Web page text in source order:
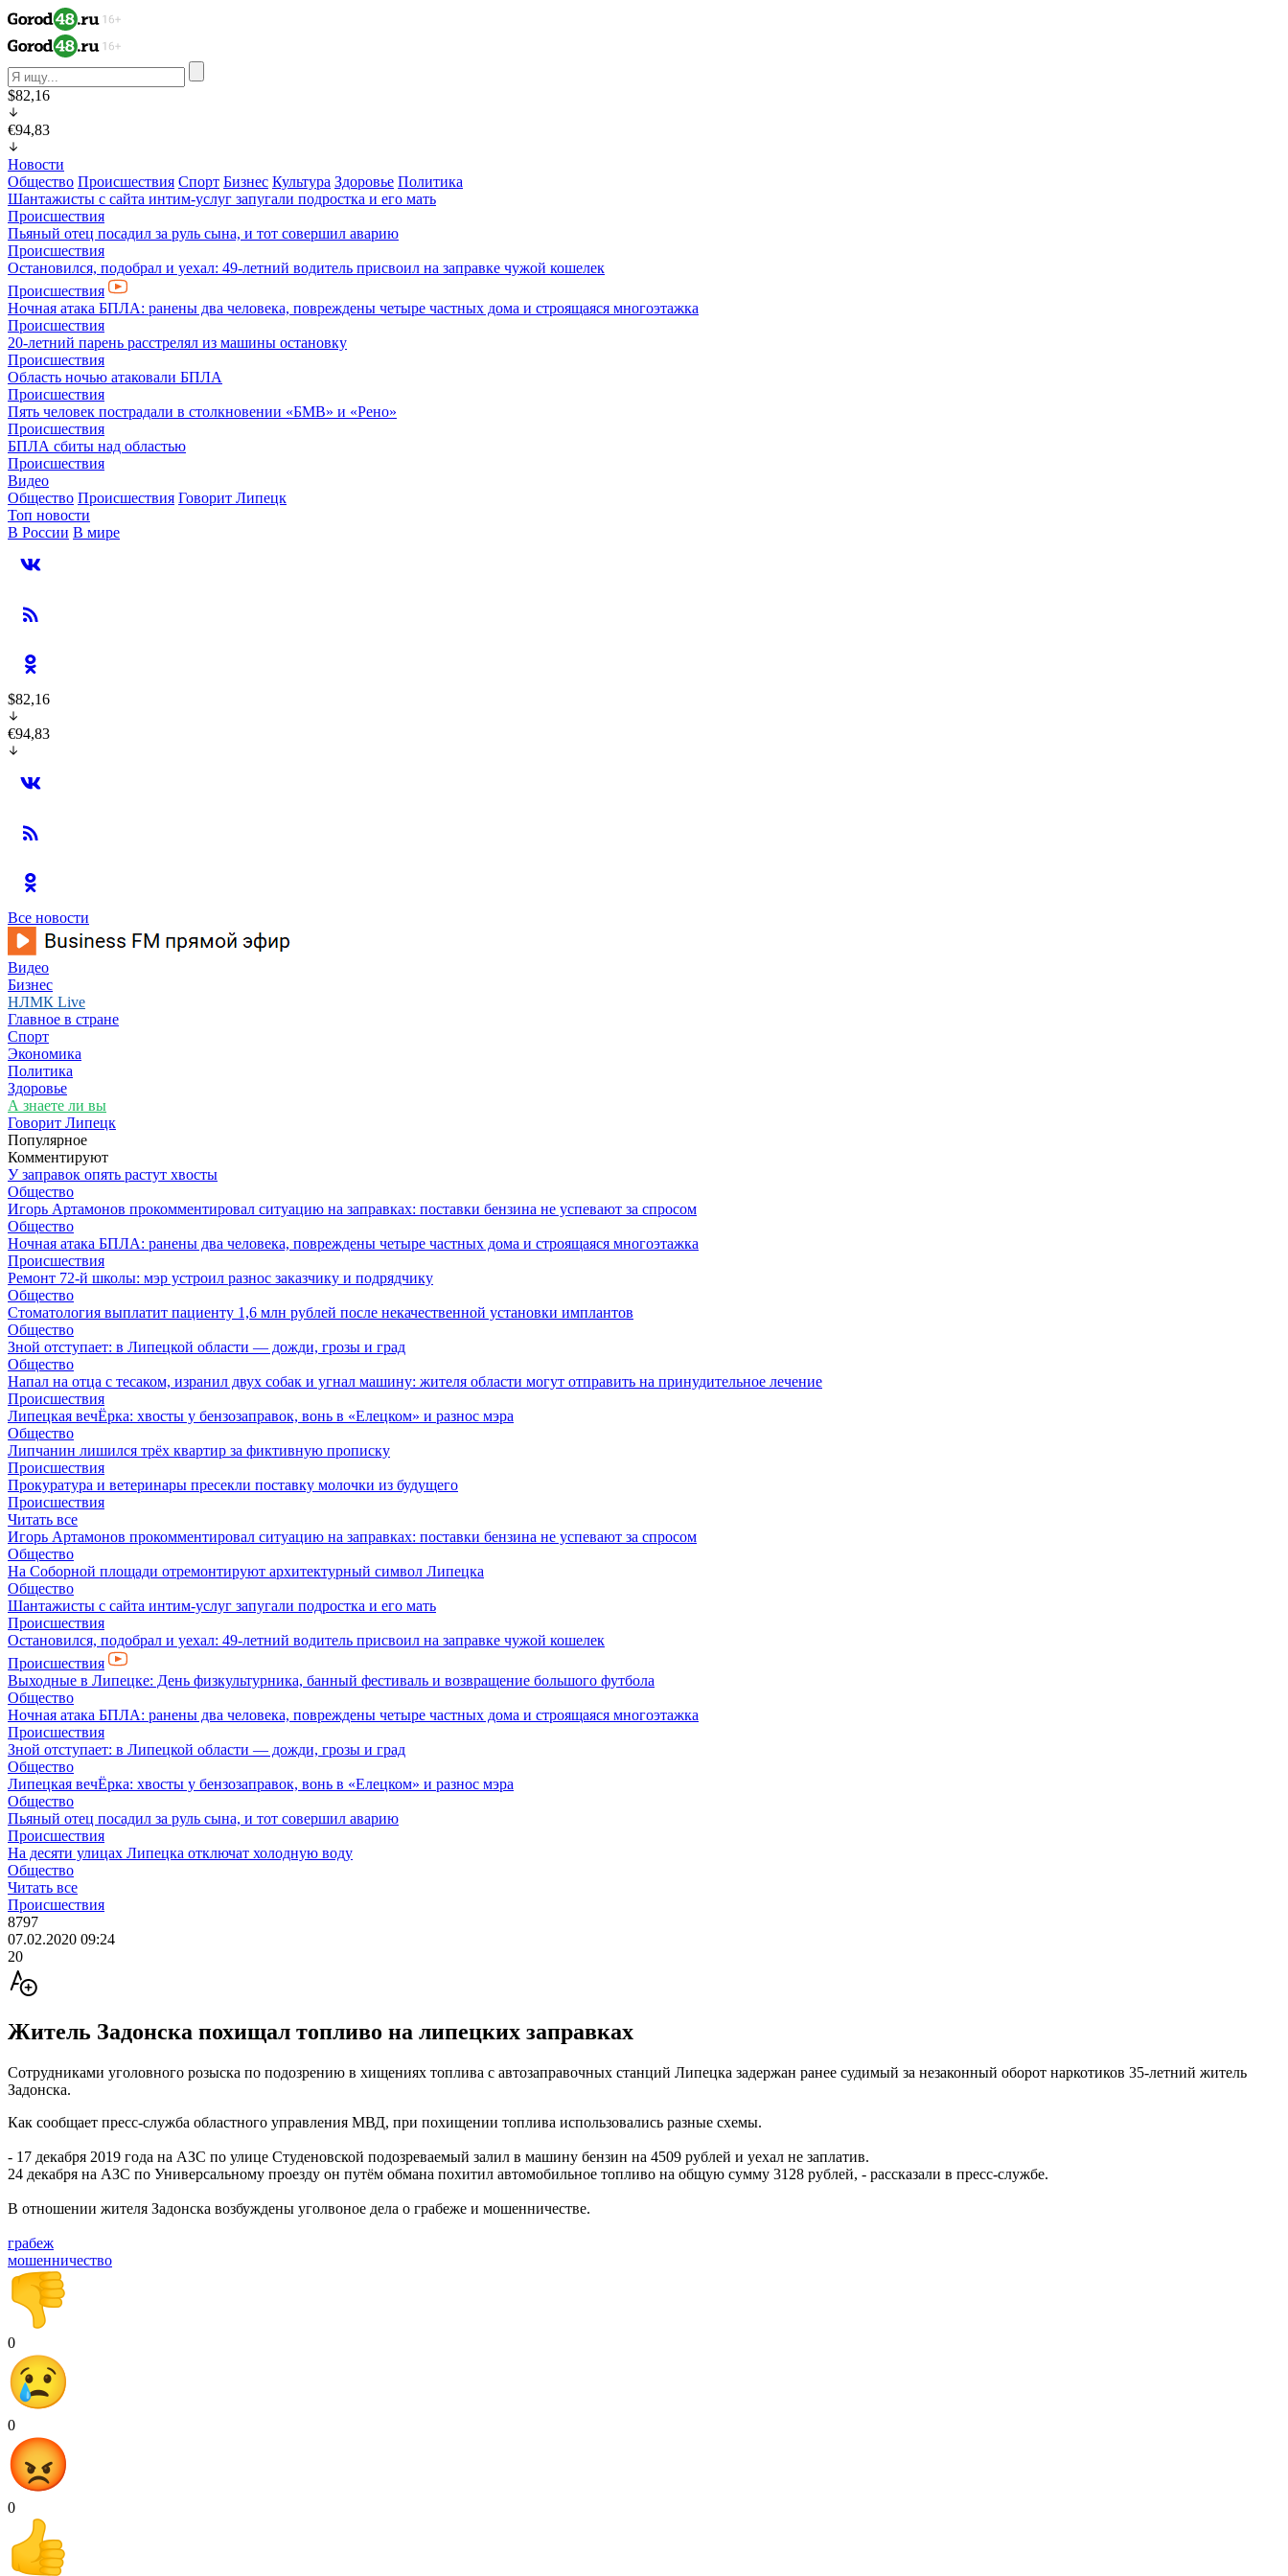
$82,16
€94,83
Новости
Общество Происшествия Спорт Бизнес Культура Здоровье Политика
Шантажисты с сайта интим-услуг запугали подростка и его мать
Происшествия
Пьяный отец посадил за руль сына, и тот совершил аварию
Происшествия
Остановился, подобрал и уехал: 49-летний водитель присвоил на заправке чужой кошелек
Происшествия
Ночная атака БПЛА: ранены два человека, повреждены четыре частных дома и строящаяся многоэтажка
Происшествия
20-летний парень расстрелял из машины остановку
Происшествия
Область ночью атаковали БПЛА
Происшествия
Пять человек пострадали в столкновении «БМВ» и «Рено»
Происшествия
БПЛА сбиты над областью
Происшествия
Видео
Общество Происшествия Говорит Липецк
Топ новости
В России В мире
$82,16
€94,83
Все новости
Видео
Бизнес
НЛМК Live
Главное в стране
Спорт
Экономика
Политика
Здоровье
А знаете ли вы
Говорит Липецк
Популярное
Комментируют
У заправок опять растут хвосты
Общество
Игорь Артамонов прокомментировал ситуацию на заправках: поставки бензина не успевают за спросом
Общество
Ночная атака БПЛА: ранены два человека, повреждены четыре частных дома и строящаяся многоэтажка
Происшествия
Ремонт 72‑й школы: мэр устроил разнос заказчику и подрядчику
Общество
Стоматология выплатит пациенту 1,6 млн рублей после некачественной установки имплантов
Общество
Зной отступает: в Липецкой области — дожди, грозы и град
Общество
Напал на отца с тесаком, изранил двух собак и угнал машину: жителя области могут отправить на принудительное лечение
Происшествия
Липецкая вечЁрка: хвосты у бензозаправок, вонь в «Елецком» и разнос мэра
Общество
Липчанин лишился трёх квартир за фиктивную прописку
Происшествия
Прокуратура и ветеринары пресекли поставку молочки из будущего
Происшествия
Читать все
Игорь Артамонов прокомментировал ситуацию на заправках: поставки бензина не успевают за спросом
Общество
На Соборной площади отремонтируют архитектурный символ Липецка
Общество
Шантажисты с сайта интим-услуг запугали подростка и его мать
Происшествия
Остановился, подобрал и уехал: 49-летний водитель присвоил на заправке чужой кошелек
Происшествия
Выходные в Липецке: День физкультурника, банный фестиваль и возвращение большого футбола
Общество
Ночная атака БПЛА: ранены два человека, повреждены четыре частных дома и строящаяся многоэтажка
Происшествия
Зной отступает: в Липецкой области — дожди, грозы и град
Общество
Липецкая вечЁрка: хвосты у бензозаправок, вонь в «Елецком» и разнос мэра
Общество
Пьяный отец посадил за руль сына, и тот совершил аварию
Происшествия
На десяти улицах Липецка отключат холодную воду
Общество
Читать все
Происшествия
8797
07.02.2020 09:24
20
Житель Задонска похищал топливо на липецких заправках
Сотрудниками уголовного розыска по подозрению в хищениях топлива с автозаправочных станций Липецка задержан ранее судимый за незаконный оборот наркотиков 35-летний житель
Задонска.
Как сообщает пресс-служба областного управления МВД, при похищении топлива использовались разные схемы.
- 17 декабря 2019 года на АЗС по улице Студеновской подозреваемый залил в машину бензин на 4509 рублей и уехал не заплатив.
24 декабря на АЗС по Универсальному проезду он путём обмана похитил автомобильное топливо на общую сумму 3128 рублей, - рассказали в пресс-службе.
В отношении жителя Задонска возбуждены уголвоное дела о грабеже и мошенничестве.
грабеж
мошенничество
0
0
0